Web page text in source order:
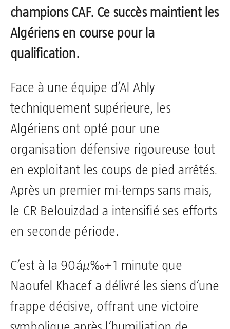
champions CAF. Ce succès maintient les
Algériens en course pour la
qualification.
Face à une équipe d’Al Ahly
techniquement supérieure, les
Algériens ont opté pour une
organisation défensive rigoureuse tout
en exploitant les coups de pied arrêtés.
Après un premier mi-temps sans mais,
le CR Belouizdad a intensifié ses efforts
en seconde période.
C’est à la 90áµ‰+1 minute que
Naoufel Khacef a délivré les siens d’une
frappe décisive, offrant une victoire